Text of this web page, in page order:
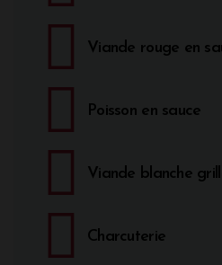
Viande rouge en
Poisson en sauce
Viande blanche
Charcuterie